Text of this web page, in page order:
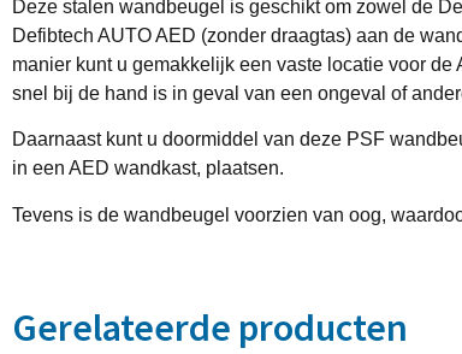
Deze stalen wandbeugel is geschikt om zowel de
Defibtech AUTO AED (zonder draagtas) aan de
manier kunt u gemakkelijk een vaste locatie voor de
snel bij de hand is in geval van een ongeval of
Daarnaast kunt u doormiddel van deze PSF
in een AED wandkast, plaatsen.
Tevens is de wandbeugel voorzien van oog,
Gerelateerde producten